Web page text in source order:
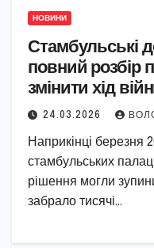
НОВИНИ
Стамбульські
повний розбір
змінити хід
24.03.2026
Наприкінці березня
стамбульських
рішення могли
забрало тисячі…